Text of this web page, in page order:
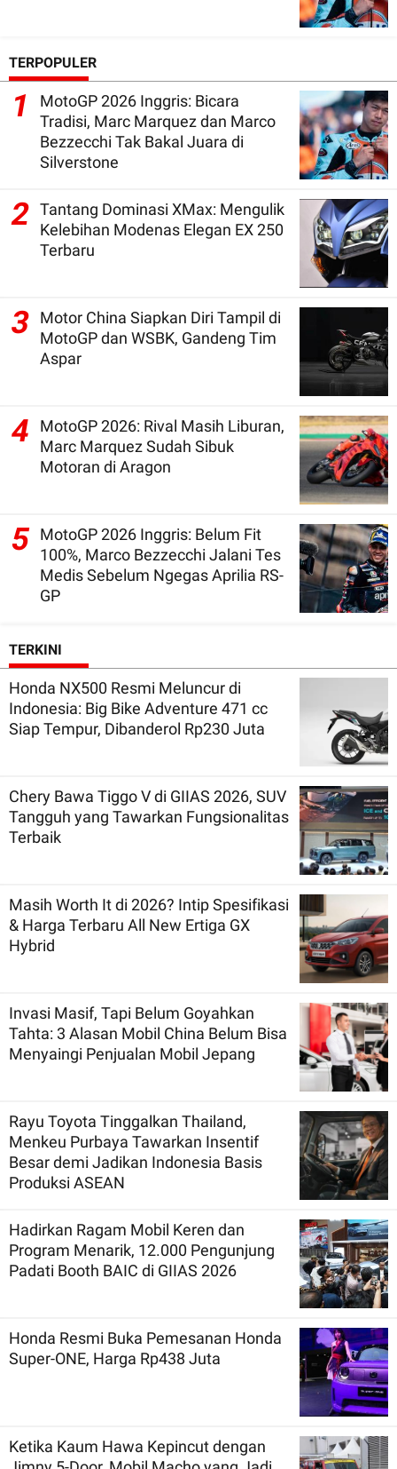
TERPOPULER
1
MotoGP 2026 Inggris: Bicara
Tradisi, Marc Marquez dan Marco
Bezzecchi Tak Bakal Juara di
Silverstone
2 Tantang Dominasi XMax: Mengulik
Kelebihan Modenas Elegan EX 250
Terbaru
3
Motor China Siapkan Diri Tampil di
MotoGP dan WSBK, Gandeng Tim
Aspar
4
MotoGP 2026: Rival Masih Liburan,
Marc Marquez Sudah Sibuk
Motoran di Aragon
5 MotoGP 2026 Inggris: Belum Fit
100%, Marco Bezzecchi Jalani Tes
Medis Sebelum Ngegas Aprilia RS-
GP
TERKINI
Honda NX500 Resmi Meluncur di
Indonesia: Big Bike Adventure 471 cc
Siap Tempur, Dibanderol Rp230 Juta
Chery Bawa Tiggo V di GIIAS 2026, SUV
Tangguh yang Tawarkan Fungsionalitas
Terbaik
Masih Worth It di 2026? Intip Spesifikasi
& Harga Terbaru All New Ertiga GX
Hybrid
Invasi Masif, Tapi Belum Goyahkan
Tahta: 3 Alasan Mobil China Belum Bisa
Menyaingi Penjualan Mobil Jepang
Rayu Toyota Tinggalkan Thailand,
Menkeu Purbaya Tawarkan Insentif
Besar demi Jadikan Indonesia Basis
Produksi ASEAN
Hadirkan Ragam Mobil Keren dan
Program Menarik, 12.000 Pengunjung
Padati Booth BAIC di GIIAS 2026
Honda Resmi Buka Pemesanan Honda
Super-ONE, Harga Rp438 Juta
Ketika Kaum Hawa Kepincut dengan